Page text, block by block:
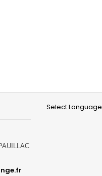
Select Language